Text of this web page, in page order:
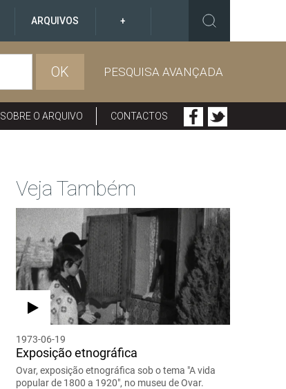
ARQUIVOS +
OK PESQUISA AVANÇADA
SOBRE O ARQUIVO CONTACTOS
Veja Também
1973-06-19
Exposição etnográfica
Ovar, exposição etnográfica sob o tema "A vida
popular de 1800 a 1920", no museu de Ovar.